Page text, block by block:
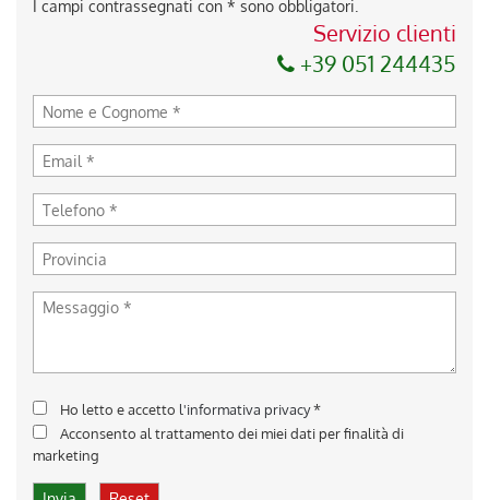
I campi contrassegnati con * sono obbligatori.
Servizio clienti
+39 051 244435
Ho letto e accetto l'informativa privacy*
Acconsento al trattamento dei miei dati per finalità di
marketing